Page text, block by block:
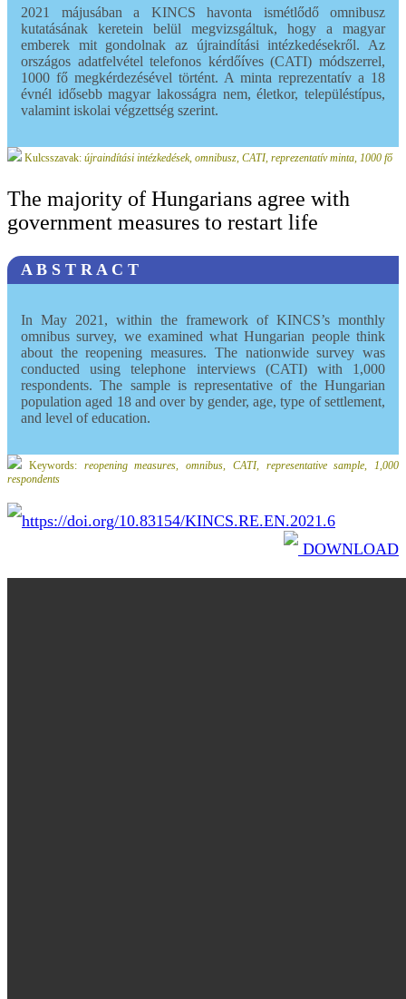
2021 májusában a KINCS havonta ismétlődő omnibusz
kutatásának keretein belül megvizsgáltuk, hogy a magyar
emberek mit gondolnak az újraindítási intézkedésekről. Az
országos adatfelvétel telefonos kérdőíves (CATI) módszerrel,
1000 fő megkérdezésével történt. A minta reprezentatív a 18
évnél idősebb magyar lakosságra nem, életkor, településtípus,
valamint iskolai végzettség szerint.
Kulcsszavak: újraindítási intézkedések, omnibusz, CATI, reprezentatív minta, 1000 fő
The majority of Hungarians agree with
government measures to restart life
A B S T R A C T
In May 2021, within the framework of KINCS’s monthly
omnibus survey, we examined what Hungarian people think
about the reopening measures. The nationwide survey was
conducted using telephone interviews (CATI) with 1,000
respondents. The sample is representative of the Hungarian
population aged 18 and over by gender, age, type of settlement,
and level of education.
Keywords: reopening measures, omnibus, CATI, representative sample, 1,000
respondents
https://doi.org/10.83154/KINCS.RE.EN.2021.6
DOWNLOAD